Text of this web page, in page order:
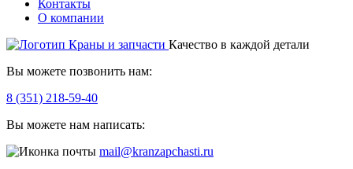
Контакты
О компании
Качество в каждой детали
Вы можете позвонить нам:
8 (351) 218-59-40
Вы можете нам написать:
mail@kranzapchasti.ru